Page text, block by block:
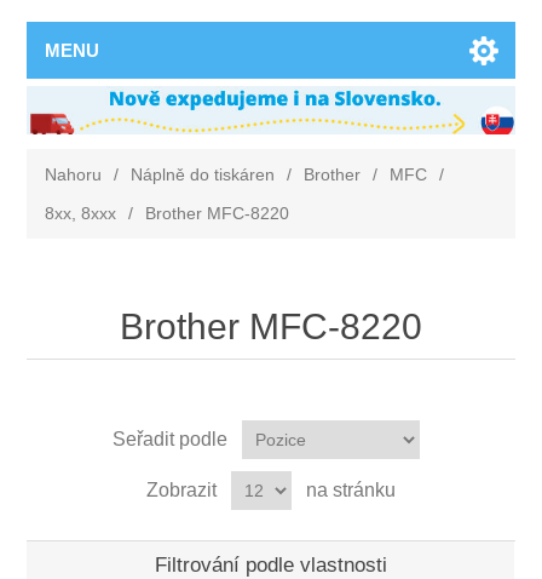
MENU
Nahoru / Náplně do tiskáren / Brother / MFC
/
8xx, 8xxx
/ Brother MFC-8220
Brother MFC-8220
Seřadit podle
Zobrazit na stránku
Filtrování podle vlastnosti